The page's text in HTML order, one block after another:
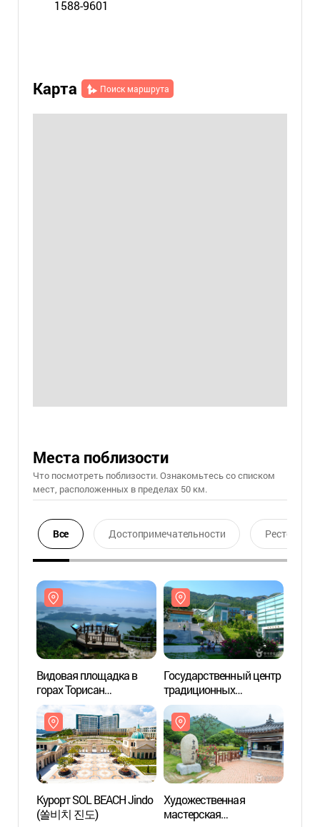
1588-9601
Карта Поиск маршрута
Места поблизости
Что посмотреть поблизости. Ознакомьтесь со списком
мест, расположенных в пределах 50 км.
Все Достопримечательности Ресторан
Видовая площадка в
горах Торисан
(도리산전망대)
Государственный центр
традиционных
исполнительских
искусств провинции
Чолла-намдо
(국립남도국악원)
Курорт SOL BEACH Jindo
(쏠비치 진도)
Художественная
мастерская